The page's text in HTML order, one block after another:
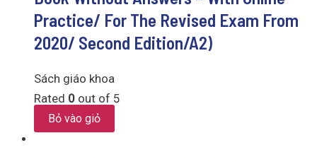
Practice/ For The Revised Exam From
2020/ Second Edition/A2)
Sách giáo khoa
Rated 0 out of 5
Bỏ vào giỏ